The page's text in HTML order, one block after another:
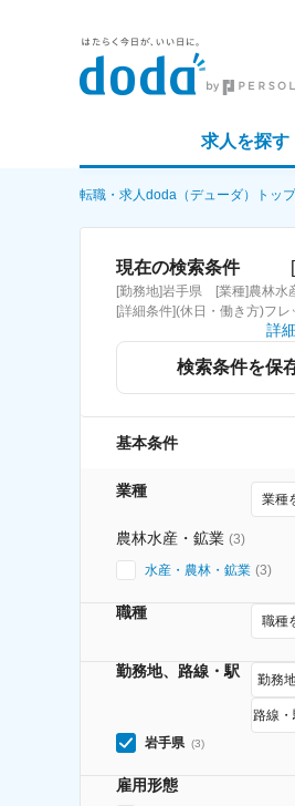
求人を探す
詳細条件から探す
求人特集から探す
転職・求人doda（デューダ）トップ
現在の検索条件 [
[勤務地]岩手県 [業種]農林水
[詳細条件](休日・働き方)フレ
詳
検索条件を保
基本条件
業種 業種
農林水産・鉱業 (3)
水産・農林・鉱業 (3)
職種 職種
勤務地、路線・駅 勤務
路線
岩手県 (3)
雇用形態